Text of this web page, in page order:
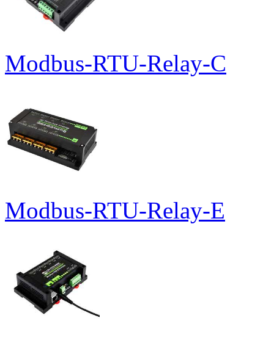
Modbus-RTU-Relay-C
Modbus-RTU-Relay-E